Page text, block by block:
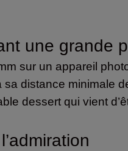
une grande
sur un appareil
distance minimale
dessert qui vient